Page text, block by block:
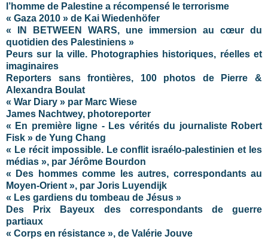
l’homme de Palestine a récompensé le terrorisme
« Gaza 2010 » de Kai Wiedenhöfer
« IN BETWEEN WARS, une immersion au cœur du
quotidien des Palestiniens »
Peurs sur la ville. Photographies historiques, réelles et
imaginaires
Reporters sans frontières, 100 photos de Pierre &
Alexandra Boulat
« War Diary » par Marc Wiese
James Nachtwey, photoreporter
« En première ligne - Les vérités du journaliste Robert
Fisk » de Yung Chang
« Le récit impossible. Le conflit israélo-palestinien et les
médias », par Jérôme Bourdon
« Des hommes comme les autres, correspondants au
Moyen-Orient », par Joris Luyendijk
« Les gardiens du tombeau de Jésus »
Des Prix Bayeux des correspondants de guerre
partiaux
« Corps en résistance », de Valérie Jouve